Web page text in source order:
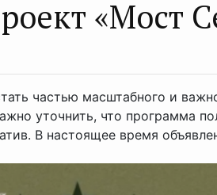
«Мост
частью масштабного и
уточнить, что программа
В настоящее время